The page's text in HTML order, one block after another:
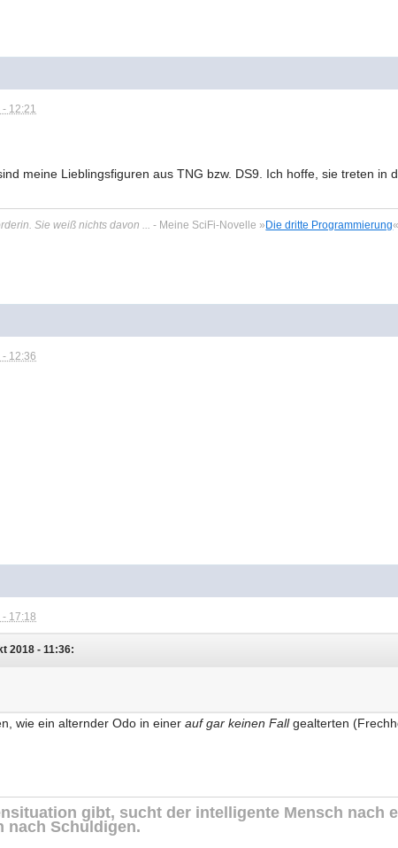
12:21
meine Lieblingsfiguren aus TNG bzw. DS9. Ich hoffe, sie treten in
Sie weiß nichts davon ... - Meine SciFi-Novelle » Die dritte Programmierung«
12:36
17:18
2018 - 11:36:
wie ein alternder Odo in einerauf gar keinen Fallgealterten
gibt, sucht der intelligente Mensch nach
nach Schuldigen.